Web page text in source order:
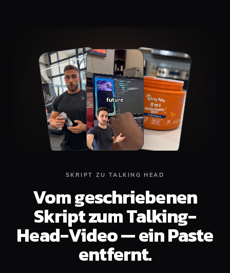
SKRIPT ZU TALKING HEAD
Vom geschriebenen
Skript zum Talking-
Head-Video — ein Paste
entfernt.